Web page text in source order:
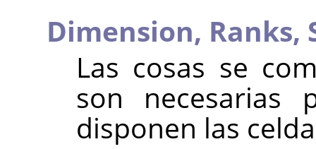
Dimension, Ranks,
Las cosas se
son necesarias
disponen las